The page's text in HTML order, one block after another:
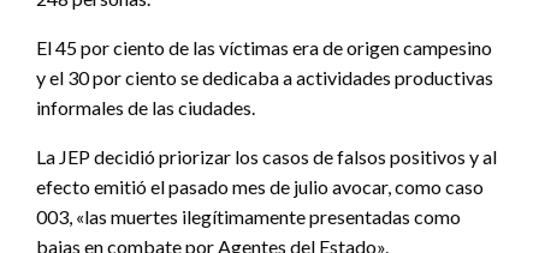
El 45 por ciento de las víctimas era de origen campesino
y el 30 por ciento se dedicaba a actividades productivas
informales de las ciudades.
La JEP decidió priorizar los casos de falsos positivos y al
efecto emitió el pasado mes de julio avocar, como caso
003, «las muertes ilegítimamente presentadas como
bajas en combate por Agentes del Estado».